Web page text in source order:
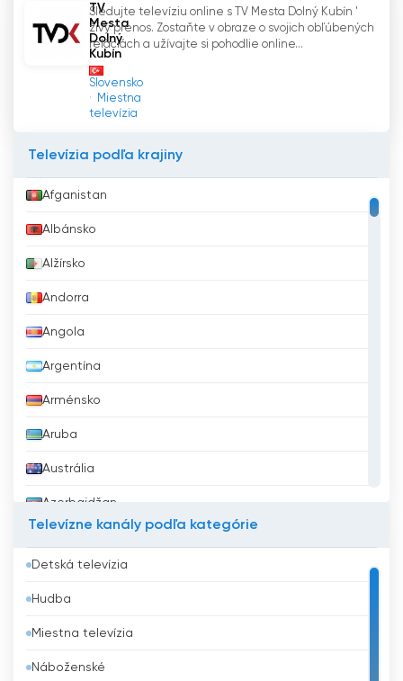
TV
Mesta
Dolný
Kubín
Slovensko
Miestna
televízia
Sledujte televíziu online s TV Mesta Dolný Kubín '
živý prenos. Zostaňte v obraze o svojich obľúbených
reláciách a užívajte si pohodlie online...
Televízia podľa krajiny
Afganistan
Albánsko
Alžírsko
Andorra
Angola
Argentína
Arménsko
Aruba
Austrália
Azerbajdžan
Bangladéš
Barbados
Belgicko
Belize
Televízne kanály podľa kategórie
Detská televízia
Hudba
Miestna televízia
Náboženské